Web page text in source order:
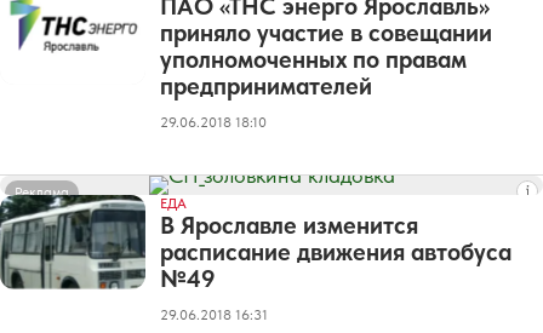
ПАО «ТНС энерго Ярославль»
приняло участие в совещании
уполномоченных по правам
предпринимателей
29.06.2018 18:10
Реклама
ЕДА
В Ярославле изменится
расписание движения автобуса
№49
29.06.2018 16:31